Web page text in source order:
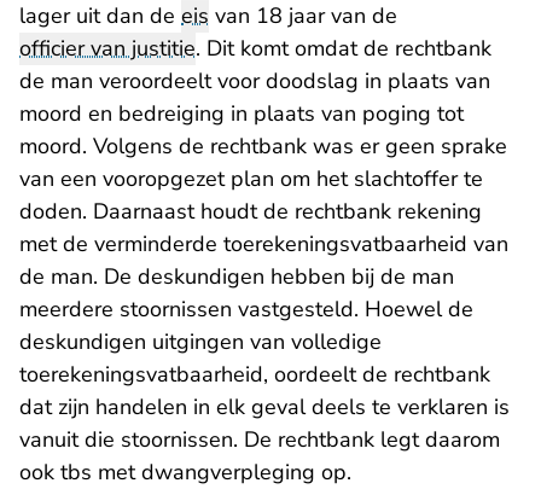
lager uit dan de eis van 18 jaar van de
officier van justitie. Dit komt omdat de rechtbank
de man veroordeelt voor doodslag in plaats van
moord en bedreiging in plaats van poging tot
moord. Volgens de rechtbank was er geen sprake
van een vooropgezet plan om het slachtoffer te
doden. Daarnaast houdt de rechtbank rekening
met de verminderde toerekeningsvatbaarheid van
de man. De deskundigen hebben bij de man
meerdere stoornissen vastgesteld. Hoewel de
deskundigen uitgingen van volledige
toerekeningsvatbaarheid, oordeelt de rechtbank
dat zijn handelen in elk geval deels te verklaren is
vanuit die stoornissen. De rechtbank legt daarom
ook tbs met dwangverpleging op.